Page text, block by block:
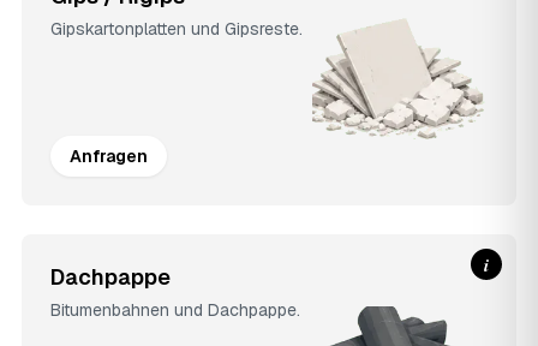
Gipskartonplatten und Gipsreste.
Anfragen
Dachpappe
Bitumenbahnen und Dachpappe.
i